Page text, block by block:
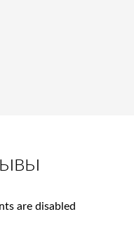
are disabled